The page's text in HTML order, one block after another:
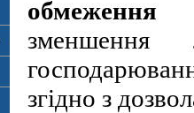
обмеження
зменшення
згідно з